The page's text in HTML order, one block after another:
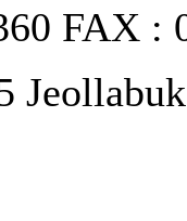
FAX :